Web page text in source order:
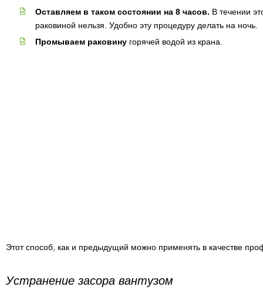
Оставляем в таком состоянии на 8 часов. В течении
раковиной нельзя. Удобно эту процедуру делать на ночь.
Промываем раковину горячей водой из крана.
Этот способ, как и предыдущий можно применять в качестве
Устранение засора вантузом